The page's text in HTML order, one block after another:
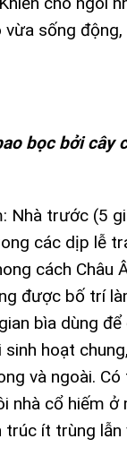
vừa sống
bọc bởi cây
Nhà trước (5
các dịp lễ
cách Châu
được bố trí
bìa dùng
hoạt
và ngoài. Có
nhà cổ hiếm ở
trúc ít trùng lẫn